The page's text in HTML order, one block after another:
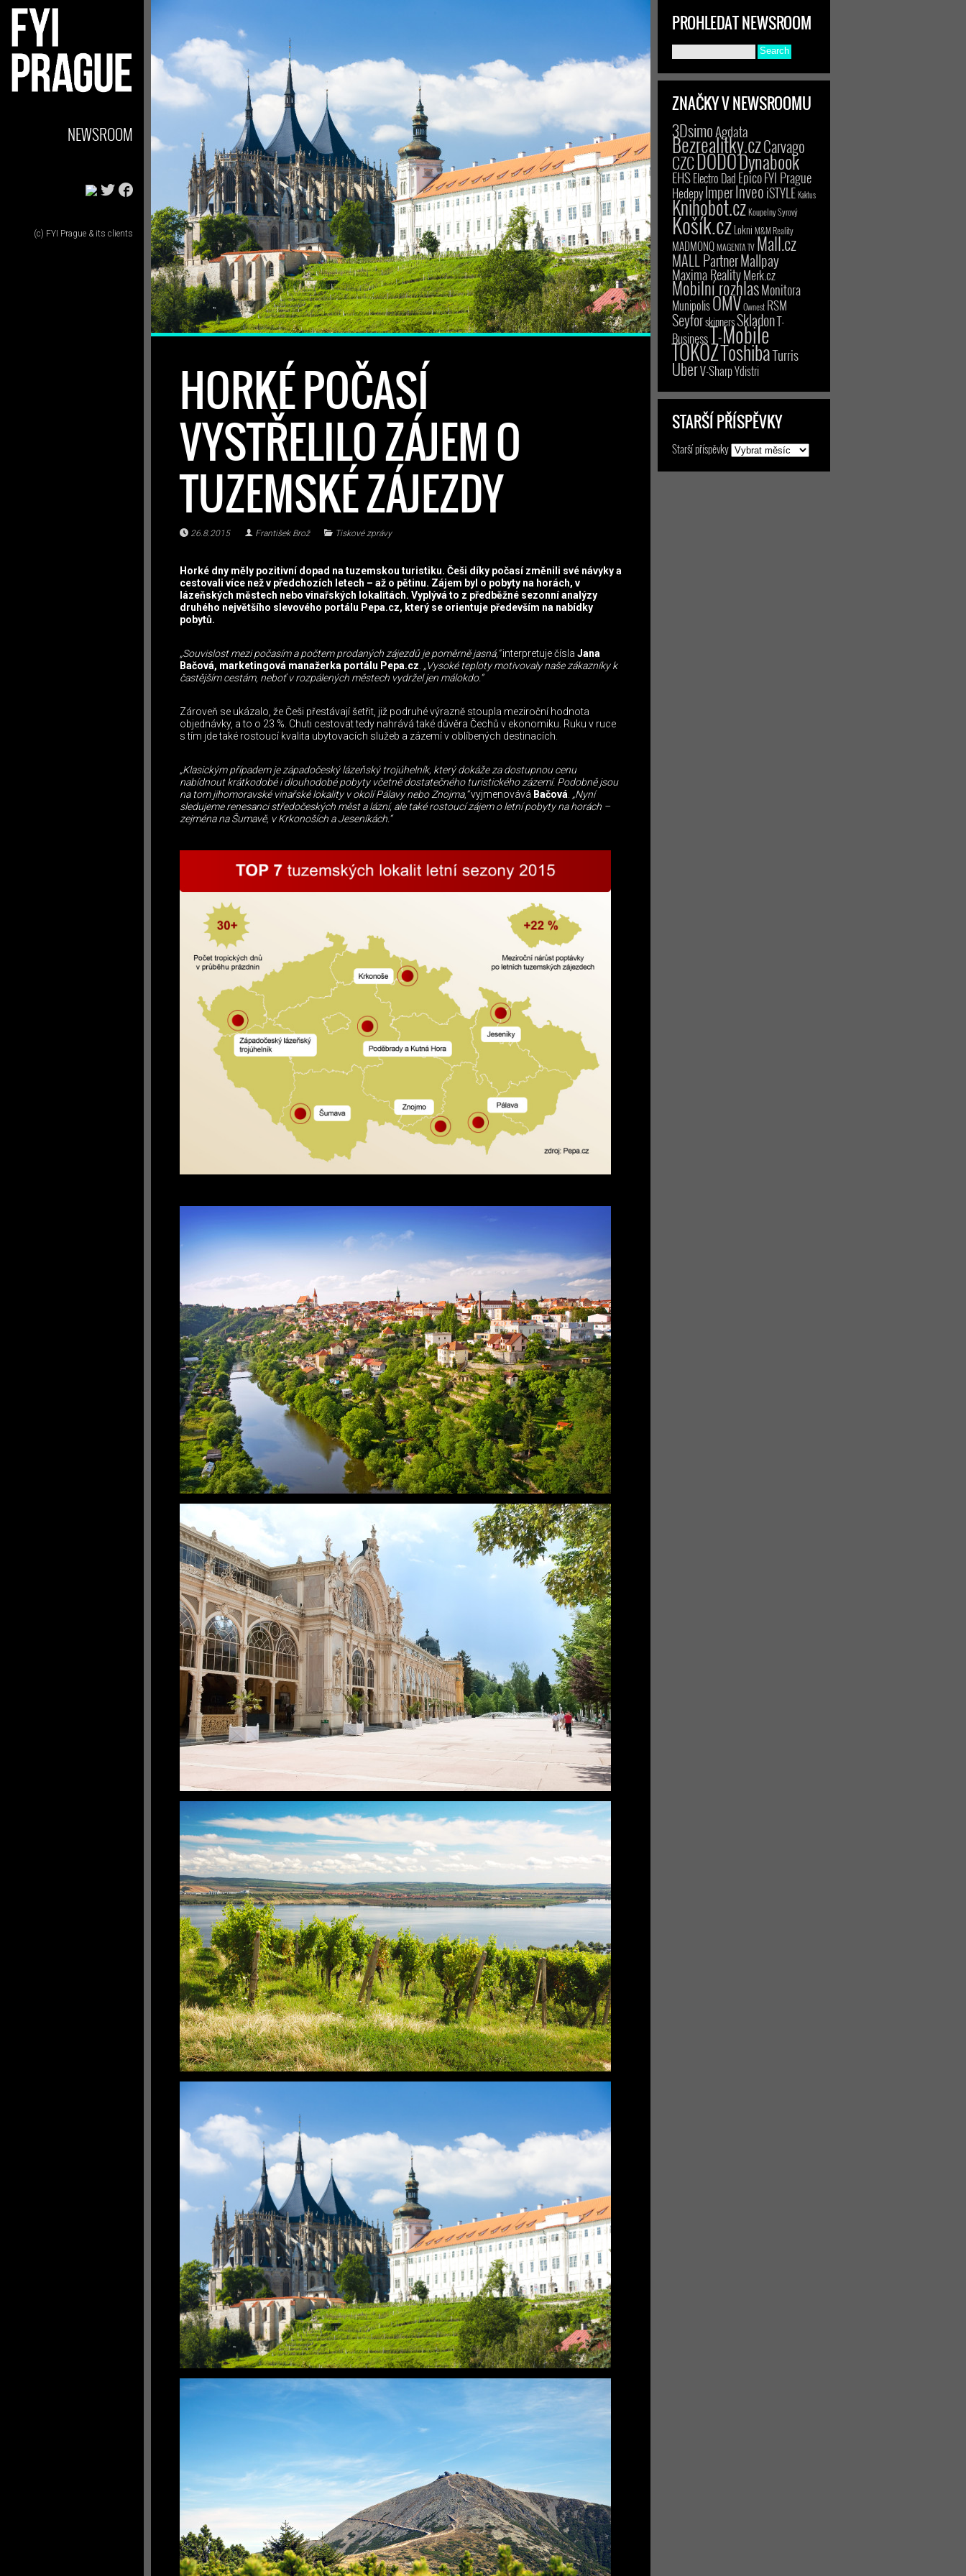
NEWSROOM
(c) FYI Prague & its clients
HORKÉ POČASÍ
VYSTŘELILO ZÁJEM O
TUZEMSKÉ ZÁJEZDY
26.8.2015 František Brož Tiskové zprávy
Horké dny měly pozitivní dopad na tuzemskou turistiku. Češi díky počasí změnili své návyky a
cestovali více než v předchozích letech – až o pětinu. Zájem byl o pobyty na horách, v
lázeňských městech nebo vinařských lokalitách. Vyplývá to z předběžné sezonní analýzy
druhého největšího slevového portálu Pepa.cz, který se orientuje především na nabídky
pobytů.
„Souvislost mezi počasím a počtem prodaných zájezdů je poměrně jasná,“interpretuje čísla Jana
Bačová, marketingová manažerka portálu Pepa.cz „Vysoké teploty motivovaly naše zákazníky k
častějším cestám, neboť v rozpálených městech vydržel jen málokdo.“
Zároveň se ukázalo, že Češi přestávají šetřit, již podruhé výrazně stoupla meziroční hodnota
objednávky, a to o 23 %. Chuti cestovat tedy nahrává také důvěra Čechů v ekonomiku. Ruku v ruce
s tím jde také rostoucí kvalita ubytovacích služeb a zázemí v oblíbených destinacích.
„Klasickým případem je západočeský lázeňský trojúhelník, který dokáže za dostupnou cenu
nabídnout krátkodobé i dlouhodobé pobyty včetně dostatečného turistického zázemí. Podobně jsou
na tom jihomoravské vinařské lokality v okolí Pálavy nebo Znojma,“vyjmenovává Bačová „Nyní
sledujeme renesanci středočeských měst a lázní, ale také rostoucí zájem o letní pobyty na horách –
zejména na Šumavě, v Krkonoších a Jeseníkách.“
PROHLEDAT NEWSROOM
ZNAČKY V NEWSROOMU
3DsimoAgdata
Bezrealitky.czCarvago
CZCDODODynabook
EHSElectro Dad EpicoFYI Prague
HedepyImperInveoiSTYLEKaktus
Knihobot.czKoupelny Syrový
Košík.czLokni M&M Reality
MADMONQMAGENTA TV Mall.cz
MALL PartnerMallpay
Maxima RealityMerk.cz
Mobilní rozhlasMonitora
MunipolisOMVOwnest RSM
SeyforskinnersSkladonT-
BusinessT-Mobile
TOKOZToshibaTurris
UberV-SharpYdistri
STARŠÍ PŘÍSPĚVKY
Starší příspěvky